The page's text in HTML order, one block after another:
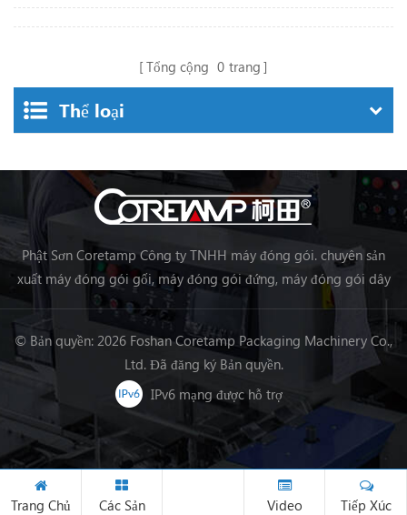
Tổng cộng 0 trang
Thể loại
Phật Sơn Coretamp Công ty TNHH máy đóng gói. chuyên sản
xuất máy đóng gói gối, máy đóng gói đứng, máy đóng gói dây
chuyền chế biến thực phẩm, máy đóng gói rau củ quả máy đóng
gói, v.v.
© Bản quyền: 2026 Foshan Coretamp Packaging Machinery Co.,
Ltd. Đã đăng ký Bản quyền.
IPv6 mạng được hỗ trợ
Trang Chủ Các Sản Video Tiếp Xúc